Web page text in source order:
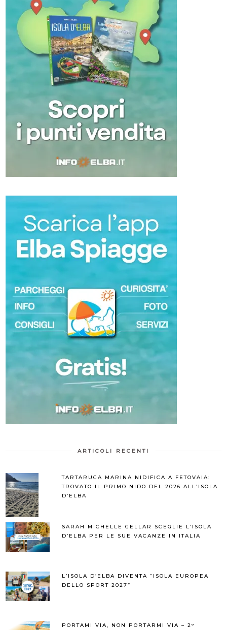
ARTICOLI RECENTI
TARTARUGA MARINA NIDIFICA A FETOVAIA:
TROVATO IL PRIMO NIDO DEL 2026 ALL’ISOLA
D’ELBA
SARAH MICHELLE GELLAR SCEGLIE L’ISOLA
D’ELBA PER LE SUE VACANZE IN ITALIA
L’ISOLA D’ELBA DIVENTA “ISOLA EUROPEA
DELLO SPORT 2027”
PORTAMI VIA, NON PORTARMI VIA – 2°